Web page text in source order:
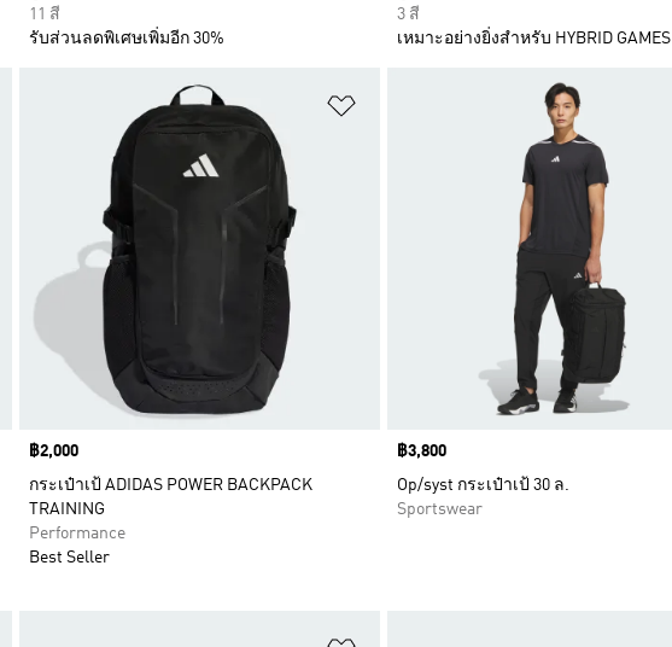
11 สี
รับส่วนลดพิเศษเพิ่มอีก 30%
3 สี
เหมาะอย่างยิ่งสำหรับ HYBRID GAMES
เพิ่มไปยังรายการสินค้าโปรด เพิ่มไปยังรายการสินค้าโปรด
Price
฿2,000
กระเป๋าเป้ ADIDAS POWER BACKPACK
TRAINING
Performance
Best Seller
Price
฿3,800
Op/syst กระเป๋าเป้ 30 ล.
Sportswear